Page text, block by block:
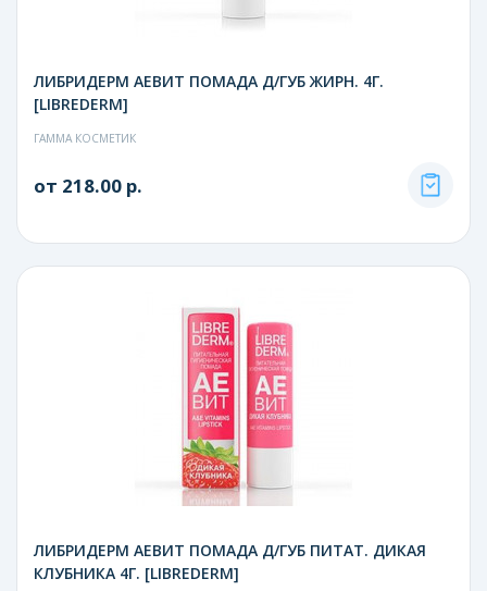
ЛИБРИДЕРМ АЕВИТ ПОМАДА Д/ГУБ ЖИРН. 4Г.
[LIBREDERM]
ГАММА КОСМЕТИК
от 218.00 р.
ЛИБРИДЕРМ АЕВИТ ПОМАДА Д/ГУБ ПИТАТ. ДИКАЯ
КЛУБНИКА 4Г. [LIBREDERM]